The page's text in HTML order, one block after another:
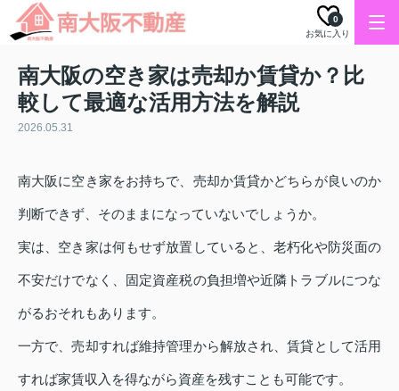
お気に入り
0
南大阪の空き家は売却か賃貸か？比
較して最適な活用方法を解説
2026.05.31
南大阪に空き家をお持ちで、売却か賃貸かどちらが良いのか
判断できず、そのままになっていないでしょうか。
実は、空き家は何もせず放置していると、老朽化や防災面の
不安だけでなく、固定資産税の負担増や近隣トラブルにつな
がるおそれもあります。
一方で、売却すれば維持管理から解放され、賃貸として活用
すれば家賃収入を得ながら資産を残すことも可能です。